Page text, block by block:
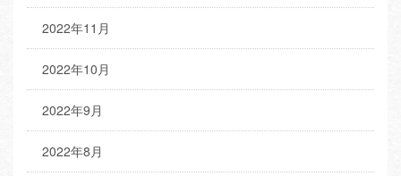
2022年11月
2022年10月
2022年9月
2022年8月